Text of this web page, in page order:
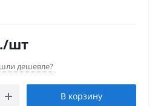
/шт
дешевле?
В корзину